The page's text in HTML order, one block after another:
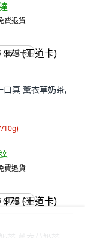
費退貨
(王道卡)
真 薰衣草奶茶,
10g)
費退貨
(王道卡)